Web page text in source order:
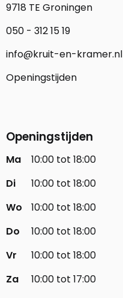
9718 TE Groningen
050 - 312 15 19
info@kruit-en-kramer.nl
Openingstijden
Openingstijden
Ma
10:00 tot 18:00
Di
10:00 tot 18:00
Wo
10:00 tot 18:00
Do
10:00 tot 18:00
Vr
10:00 tot 18:00
Za
10:00 tot 17:00